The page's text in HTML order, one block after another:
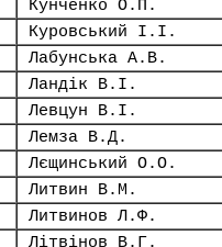
Кунченко О.П.
Куровський І.І.
Лабунська А.В.
Ландік В.І.
Левцун В.І.
Лемза В.Д.
Лєщинський О.О.
Литвин В.М.
Литвинов Л.Ф.
Літвінов В.Г.